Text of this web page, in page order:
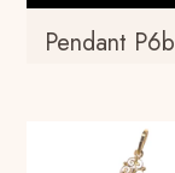
Pendant P6b